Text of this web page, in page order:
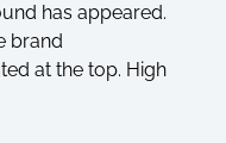
has appeared.
brand
at the top. High